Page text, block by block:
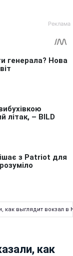
как выглядит вокзал в
как